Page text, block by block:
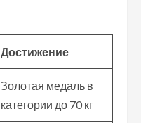
Достижение
Золотая медаль в
категории до 70 кг